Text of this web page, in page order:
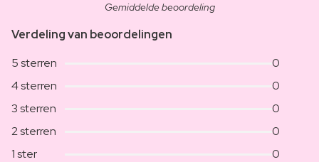
Gemiddelde beoordeling
Verdeling van beoordelingen
5 sterren
0
4 sterren
0
3 sterren
0
2 sterren
0
1 ster
0